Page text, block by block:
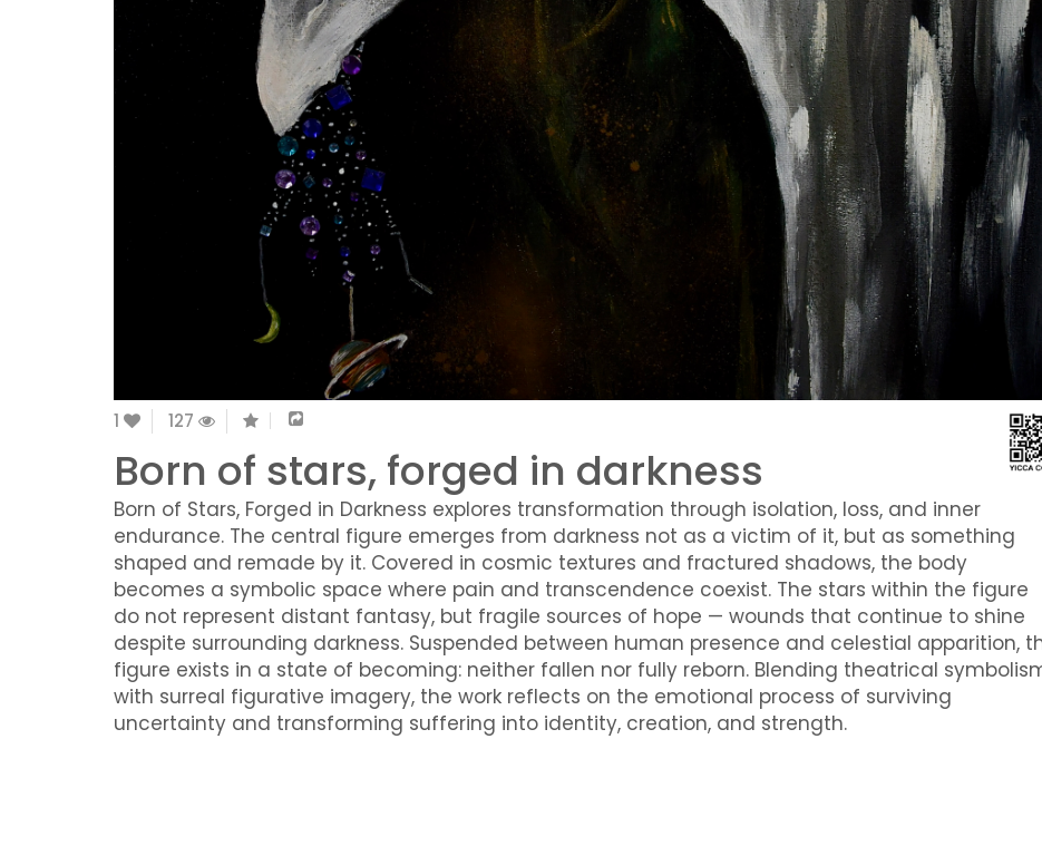
1 127
Born of stars, forged in darkness
Born of Stars, Forged in Darkness explores transformation through isolation, loss, and inner
endurance. The central figure emerges from darkness not as a victim of it, but as something
shaped and remade by it. Covered in cosmic textures and fractured shadows, the body
becomes a symbolic space where pain and transcendence coexist. The stars within the figure
do not represent distant fantasy, but fragile sources of hope — wounds that continue to shine
despite surrounding darkness. Suspended between human presence and celestial apparition,
figure exists in a state of becoming: neither fallen nor fully reborn. Blending theatrical
with surreal figurative imagery, the work reflects on the emotional process of surviving
uncertainty and transforming suffering into identity, creation, and strength.